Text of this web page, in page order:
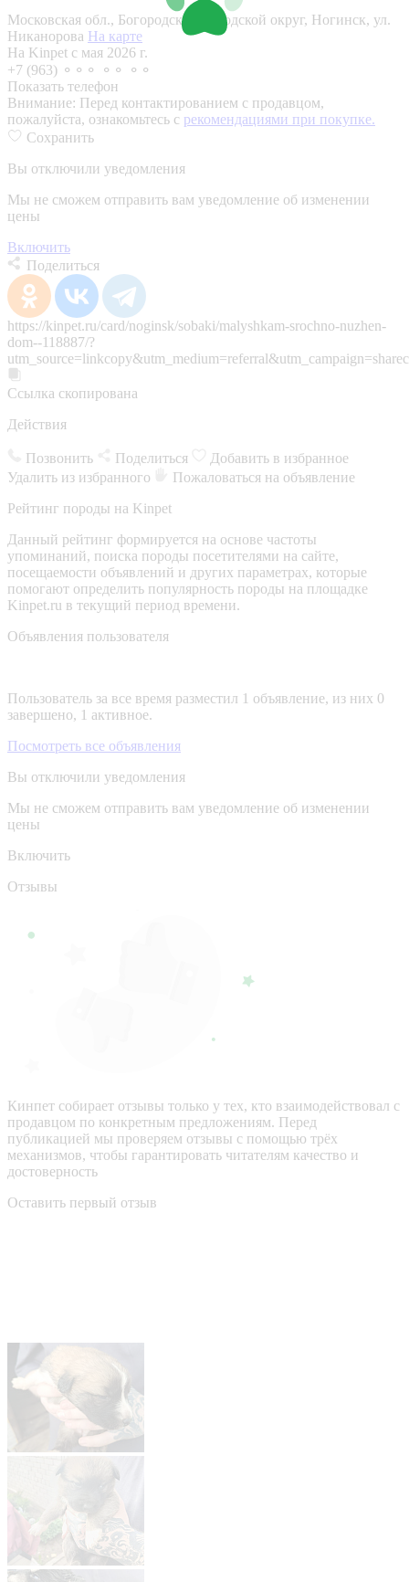
Московская обл., Богородский городской округ, Ногинск, ул.
Никанорова На карте
На Kinpet c мая 2026 г.
+7 (963) ⚬⚬⚬ ⚬⚬ ⚬⚬
Показать телефон
Внимание: Перед контактированием с продавцом,
пожалуйста, ознакомьтесь с рекомендациями при покупке.
Сохранить
Вы отключили уведомления
Мы не сможем отправить вам уведомление об изменении
цены
Включить
Поделиться
https://kinpet.ru/card/noginsk/sobaki/malyshkam-srochno-nuzhen-
dom--118887/?
Ссылка скопирована
Действия
Позвонить Поделиться
Добавить в избранное
Удалить из избранного
Пожаловаться на объявление
Рейтинг породы на Kinpet
Данный рейтинг формируется на основе частоты
упоминаний, поиска породы посетителями на сайте,
посещаемости объявлений и других параметрах, которые
помогают определить популярность породы на площадке
Kinpet.ru в текущий период времени.
Объявления пользователя
Пользователь за все время разместил 1 объявление, из них 0
завершено, 1 активное.
Посмотреть все объявления
Вы отключили уведомления
Мы не сможем отправить вам уведомление об изменении
цены
Включить
Отзывы
Кинпет собирает отзывы только у тех, кто взаимодействовал с
продавцом по конкретным предложениям. Перед
публикацией мы проверяем отзывы с помощью трёх
механизмов, чтобы гарантировать читателям качество и
достоверность
Оставить первый отзыв